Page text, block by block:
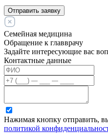
Отправить заявку
Семейная медицина
Обращение к главврачу
Задайте интересующие вас
Контактные данные
Нажимая кнопку отправить,
политикой